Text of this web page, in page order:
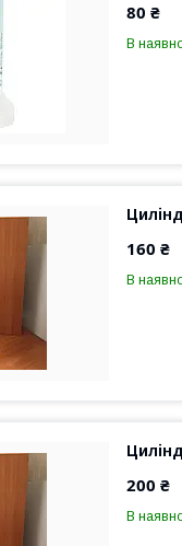
80 ₴
В
160 ₴
В
200 ₴
В